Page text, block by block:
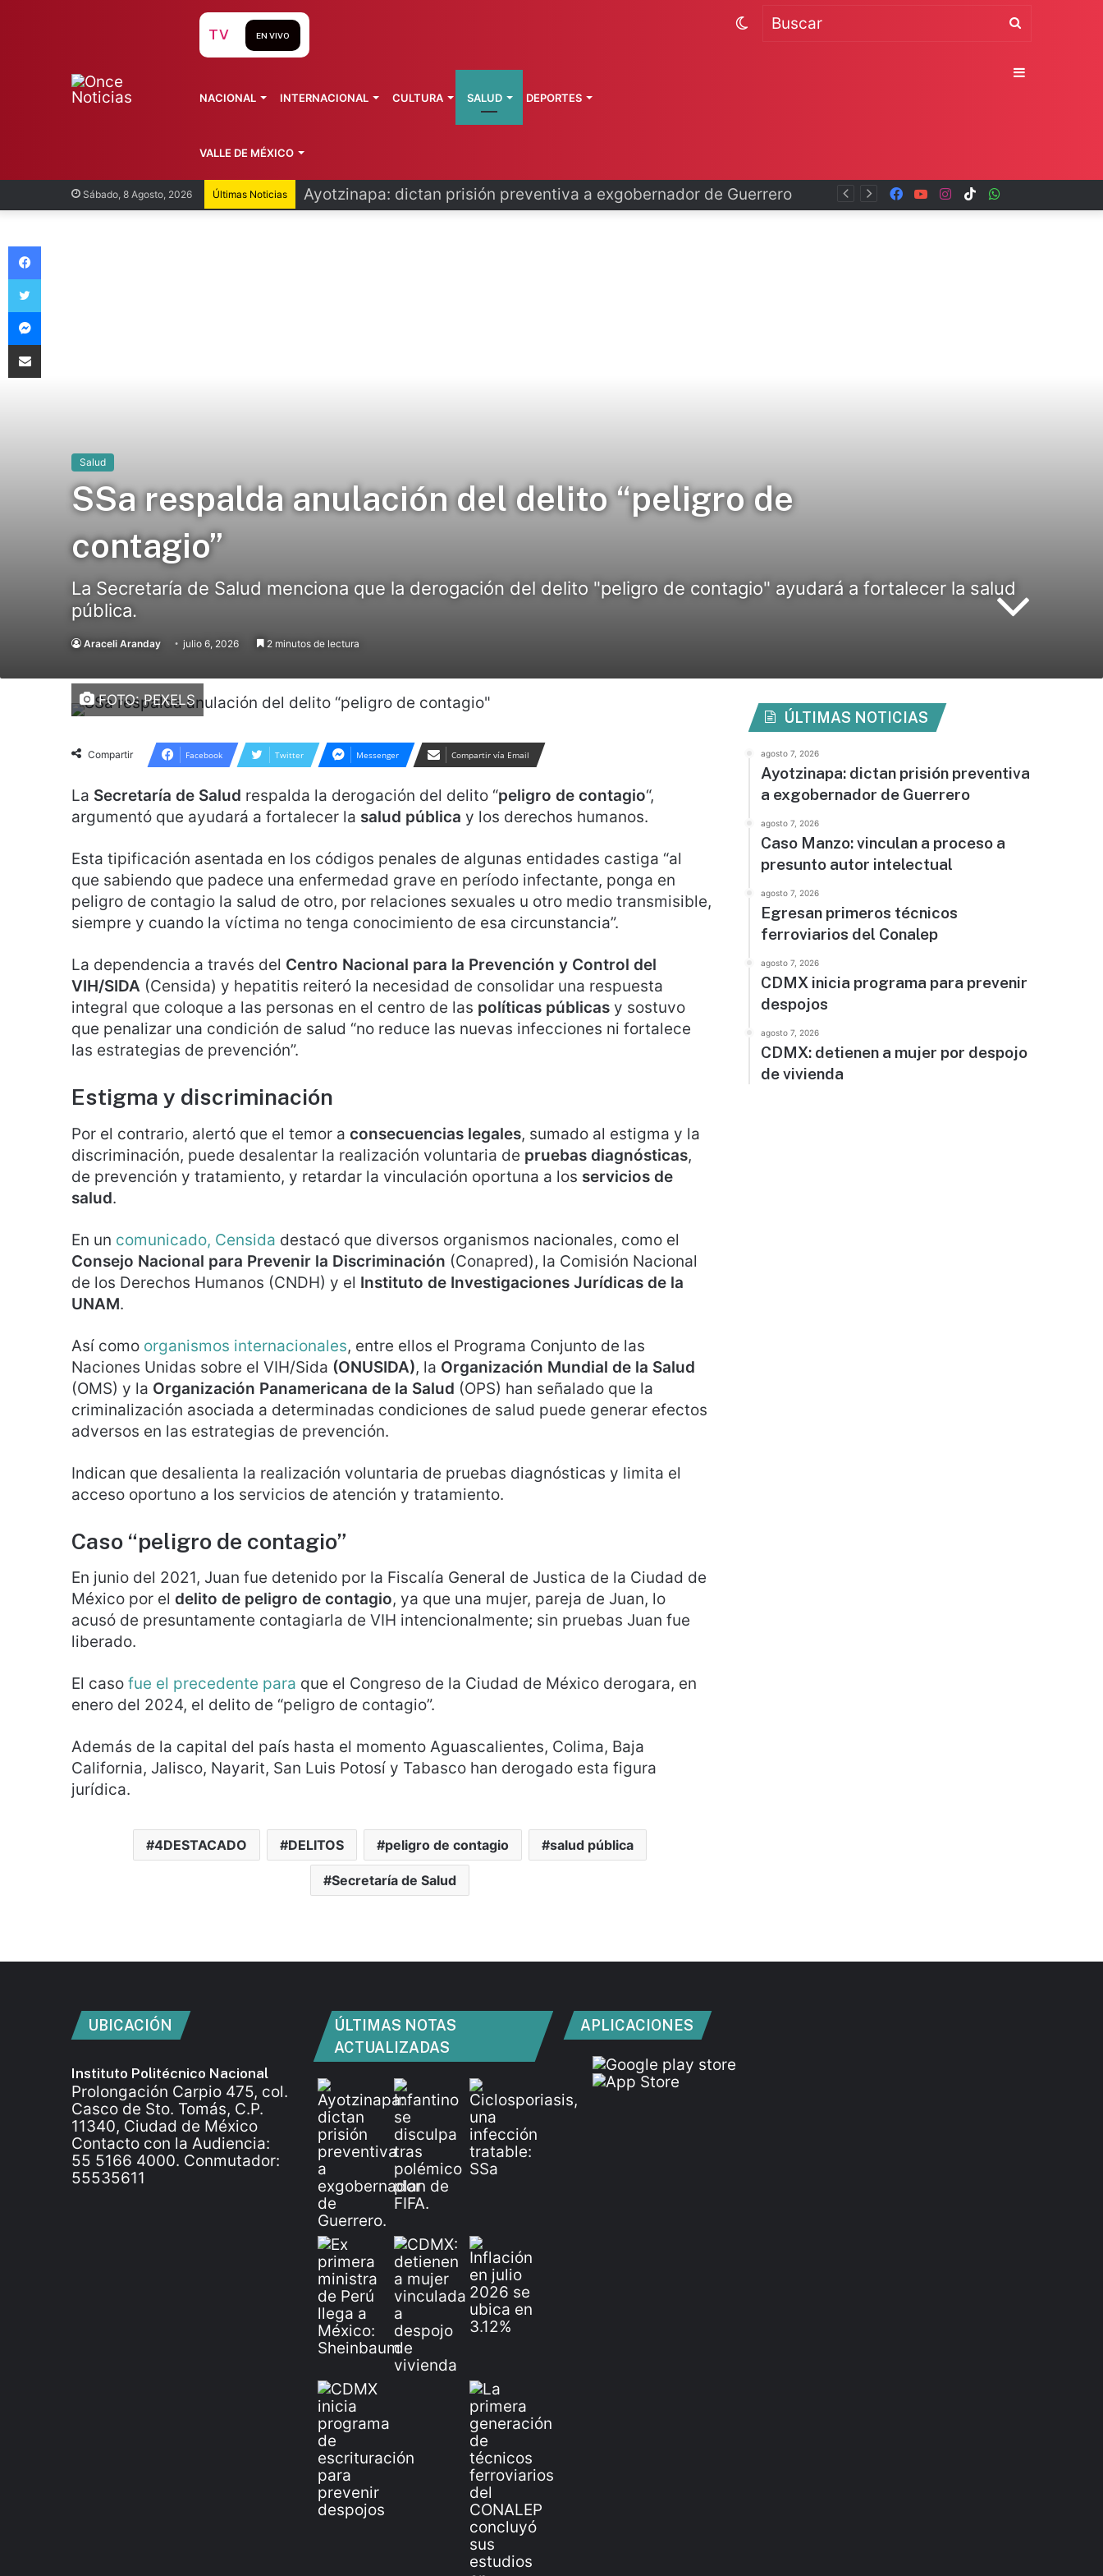
Sábado, 8 Agosto, 2026 Últimas Noticias Infantino se disculpa tras polémico plan de FIFA TikTok
Instagram
YouTube
Facebook
TV EN VIVO
NACIONAL INTERNACIONAL CULTURA SALUD DEPORTES
VALLE DE MÉXICO
Buscar
Switch
Sidebar
Salud
SSa respalda anulación del delito “peligro de
contagio”
La Secretaría de Salud menciona que la derogación del delito "peligro de contagio" ayudará a fortalecer la salud
pública.
Araceli Aranday julio 6, 2026 2 minutos de lectura
FOTO: PEXELS
Compartir Facebook Twitter Messenger Compartir vía Email
La Secretaría de Salud respalda la derogación del delito “peligro de contagio“,
argumentó que ayudará a fortalecer la salud pública y los derechos humanos.
Esta tipificación asentada en los códigos penales de algunas entidades castiga “al
que sabiendo que padece una enfermedad grave en período infectante, ponga en
peligro de contagio la salud de otro, por relaciones sexuales u otro medio transmisible,
siempre y cuando la víctima no tenga conocimiento de esa circunstancia”.
La dependencia a través del Centro Nacional para la Prevención y Control del
VIH/SIDA (Censida) y hepatitis reiteró la necesidad de consolidar una respuesta
integral que coloque a las personas en el centro de las políticas públicas y sostuvo
que penalizar una condición de salud “no reduce las nuevas infecciones ni fortalece
las estrategias de prevención”.
Estigma y discriminación
Por el contrario, alertó que el temor a consecuencias legales, sumado al estigma y la
discriminación, puede desalentar la realización voluntaria de pruebas diagnósticas,
de prevención y tratamiento, y retardar la vinculación oportuna a los servicios de
salud.
En un comunicado, Censida destacó que diversos organismos nacionales, como el
Consejo Nacional para Prevenir la Discriminación (Conapred), la Comisión Nacional
de los Derechos Humanos (CNDH) y el Instituto de Investigaciones Jurídicas de la
UNAM.
Así como organismos internacionales, entre ellos el Programa Conjunto de las
Naciones Unidas sobre el VIH/Sida (ONUSIDA), la Organización Mundial de la Salud
(OMS) y la Organización Panamericana de la Salud (OPS) han señalado que la
criminalización asociada a determinadas condiciones de salud puede generar efectos
adversos en las estrategias de prevención.
Indican que desalienta la realización voluntaria de pruebas diagnósticas y limita el
acceso oportuno a los servicios de atención y tratamiento.
Caso “peligro de contagio”
En junio del 2021, Juan fue detenido por la Fiscalía General de Justica de la Ciudad de
México por el delito de peligro de contagio, ya que una mujer, pareja de Juan, lo
acusó de presuntamente contagiarla de VIH intencionalmente; sin pruebas Juan fue
liberado.
El caso fue el precedente para que el Congreso de la Ciudad de México derogara, en
enero del 2024, el delito de “peligro de contagio”.
Además de la capital del país hasta el momento Aguascalientes, Colima, Baja
California, Jalisco, Nayarit, San Luis Potosí y Tabasco han derogado esta figura
jurídica.
4DESTACADO DELITOS peligro de contagio salud pública
Secretaría de Salud
ÚLTIMAS NOTICIAS
agosto 7, 2026
Ayotzinapa: dictan prisión preventiva
a exgobernador de Guerrero
agosto 7, 2026
Caso Manzo: vinculan a proceso a
presunto autor intelectual
agosto 7, 2026
Egresan primeros técnicos
ferroviarios del Conalep
agosto 7, 2026
CDMX inicia programa para prevenir
despojos
agosto 7, 2026
CDMX: detienen a mujer por despojo
de vivienda
UBICACIÓN
Instituto Politécnico Nacional
Prolongación Carpio 475, col.
Casco de Sto. Tomás, C.P.
11340, Ciudad de México
Contacto con la Audiencia:
55 5166 4000. Conmutador:
55535611
ÚLTIMAS NOTAS
ACTUALIZADAS
APLICACIONES
Facebook
Twitter
Messenger
Compartir vía Email